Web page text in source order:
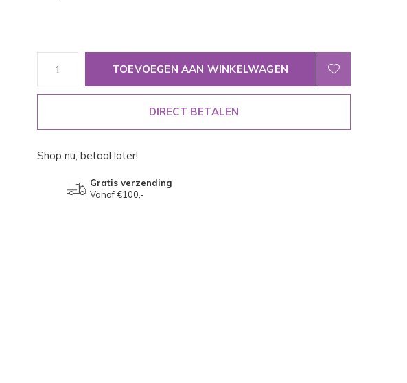
TOEVOEGEN AAN WINKELWAGEN
DIRECT BETALEN
Shop nu, betaal later!
Gratis verzending
Vanaf €100,-